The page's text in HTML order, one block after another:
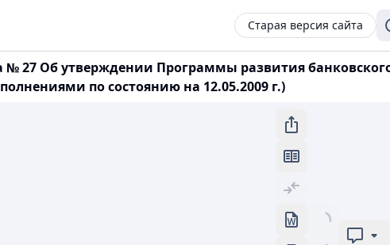
Старая версия сайта
№ 27 Об утверждении Программы развития
по состоянию на 12.05.2009 г.)